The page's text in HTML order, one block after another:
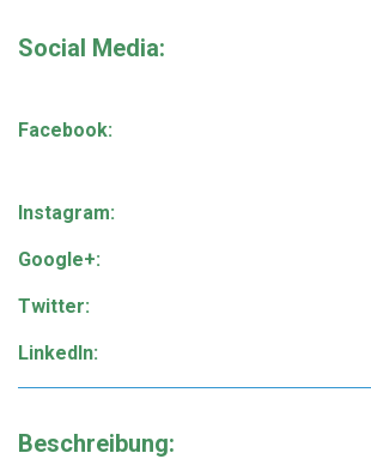
Social Media:
Facebook:
Instagram:
Google+:
Twitter:
LinkedIn:
Beschreibung: